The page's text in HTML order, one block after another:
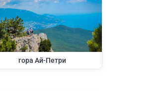
гора Ай-Петри